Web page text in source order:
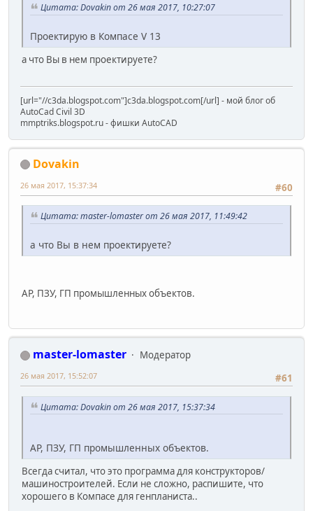
Цитата: Dovakin от 26 мая 2017, 10:27:07
Проектирую в Компасе V 13
а что Вы в нем проектируете?
[url="//c3da.blogspot.com"]c3da.blogspot.com[/url] - мой блог об
AutoCad Civil 3D
mmptriks.blogspot.ru - фишки AutoCAD
Dovakin
#60
26 мая 2017, 15:37:34
Цитата: master-lomaster от 26 мая 2017, 11:49:42
а что Вы в нем проектируете?
АР, ПЗУ, ГП промышленных объектов.
master-lomaster
Модератор
#61
26 мая 2017, 15:52:07
Цитата: Dovakin от 26 мая 2017, 15:37:34
АР, ПЗУ, ГП промышленных объектов.
Всегда считал, что это программа для конструкторов/
машиностроителей. Если не сложно, распишите, что
хорошего в Компасе для генпланиста..